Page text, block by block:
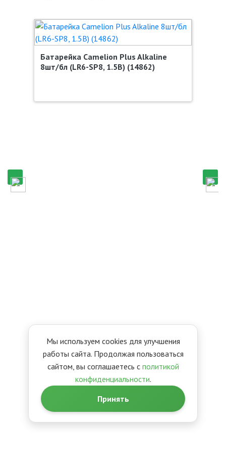
Мы используем cookies для улучшения
работы сайта. Продолжая пользоваться
сайтом, вы соглашаетесь с политикой
конфиденциальности.
Принять
Батарейка Camelion Plus Alkaline
8шт/бл (LR6-SP8, 1.5В) (14862)